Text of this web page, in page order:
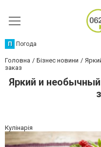
П Погода
Головна Бізнес новини
заказ
Яркий и
Кулінарія